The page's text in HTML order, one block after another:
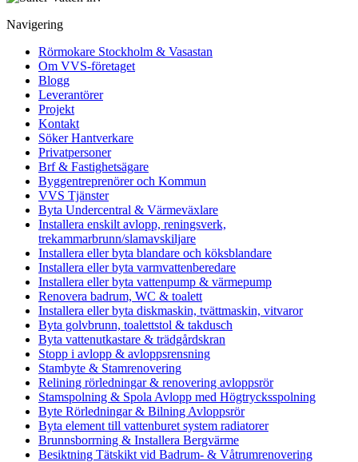
Navigering
Rörmokare Stockholm & Vasastan
Om VVS-företaget
Blogg
Leverantörer
Projekt
Kontakt
Söker Hantverkare
Privatpersoner
Brf & Fastighetsägare
Byggentreprenörer och Kommun
VVS Tjänster
Byta Undercentral & Värmeväxlare
Installera enskilt avlopp, reningsverk,
trekammarbrunn/slamavskiljare
Installera eller byta blandare och köksblandare
Installera eller byta varmvattenberedare
Installera eller byta vattenpump & värmepump
Renovera badrum, WC & toalett
Installera eller byta diskmaskin, tvättmaskin, vitvaror
Byta golvbrunn, toalettstol & takdusch
Byta vattenutkastare & trädgårdskran
Stopp i avlopp & avloppsrensning
Stambyte & Stamrenovering
Relining rörledningar & renovering avloppsrör
Stamspolning & Spola Avlopp med Högtrycksspolning
Byte Rörledningar & Bilning Avloppsrör
Byta element till vattenburet system radiatorer
Brunnsborrning & Installera Bergvärme
Besiktning Tätskikt vid Badrum- & Våtrumrenovering